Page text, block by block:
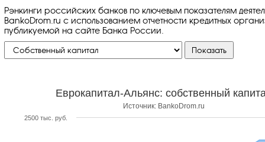
Рэнкинги российских банков по ключевым показателям
BankoDrom.ru с использованием отчетности кредитных
публикуемой на сайте Банка России.
Еврокапитал-Альянс: собственный
Источник: BankoDrom.ru
2500 тыс. руб.